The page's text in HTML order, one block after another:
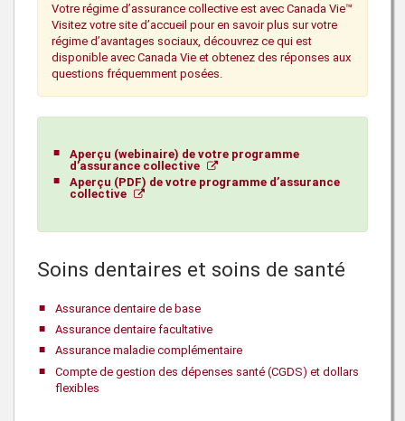
Votre régime d’assurance collective est avec Canada Vie™
Visitez votre site d’accueil pour en savoir plus sur votre
régime d’avantages sociaux, découvrez ce qui est
disponible avec Canada Vie et obtenez des réponses aux
questions fréquemment posées.
Aperçu (webinaire) de votre programme
d’assurance collective
Aperçu (PDF) de votre programme d’assurance
collective
Soins dentaires et soins de santé
Assurance dentaire de base
Assurance dentaire facultative
Assurance maladie complémentaire
Compte de gestion des dépenses santé (CGDS) et dollars
flexibles